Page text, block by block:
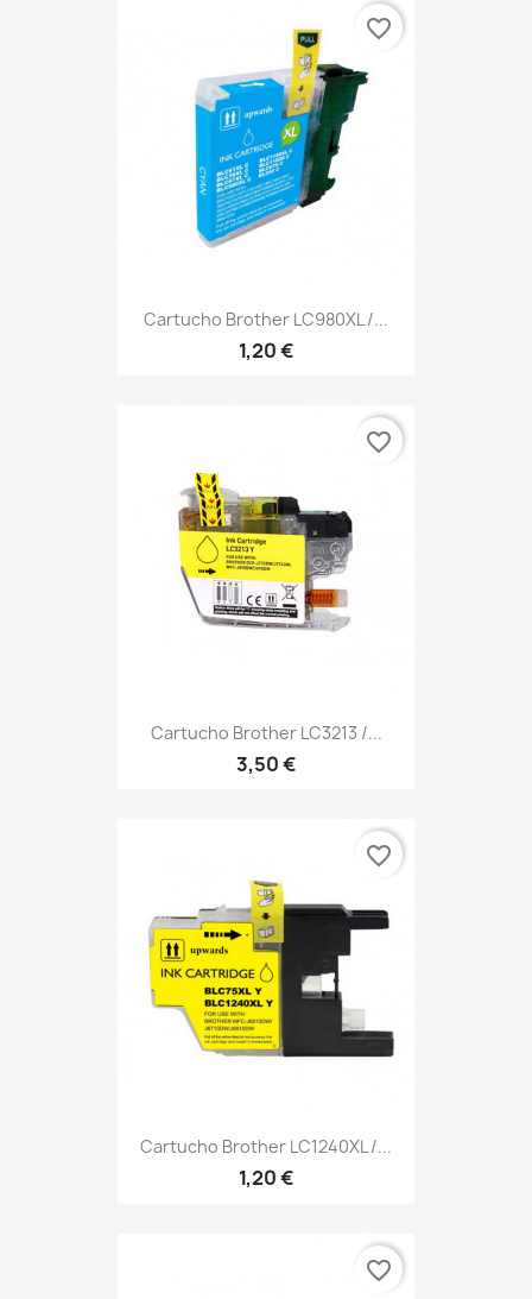
Cartucho Brother LC980XL /...
1,20 €
favorite_border
Cartucho Brother LC3213 /...
3,50 €
favorite_border
Cartucho Brother LC1240XL /...
1,20 €
favorite_border
favorite_border